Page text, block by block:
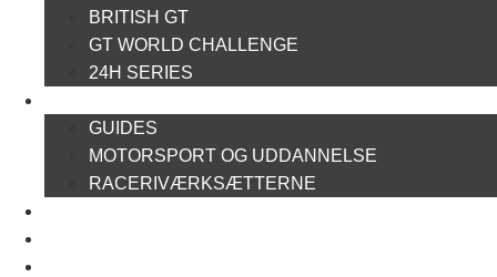
BRITISH GT
GT WORLD CHALLENGE
24H SERIES
GUIDES
MOTORSPORT OG UDDANNELSE
RACERIVÆRKSÆTTERNE